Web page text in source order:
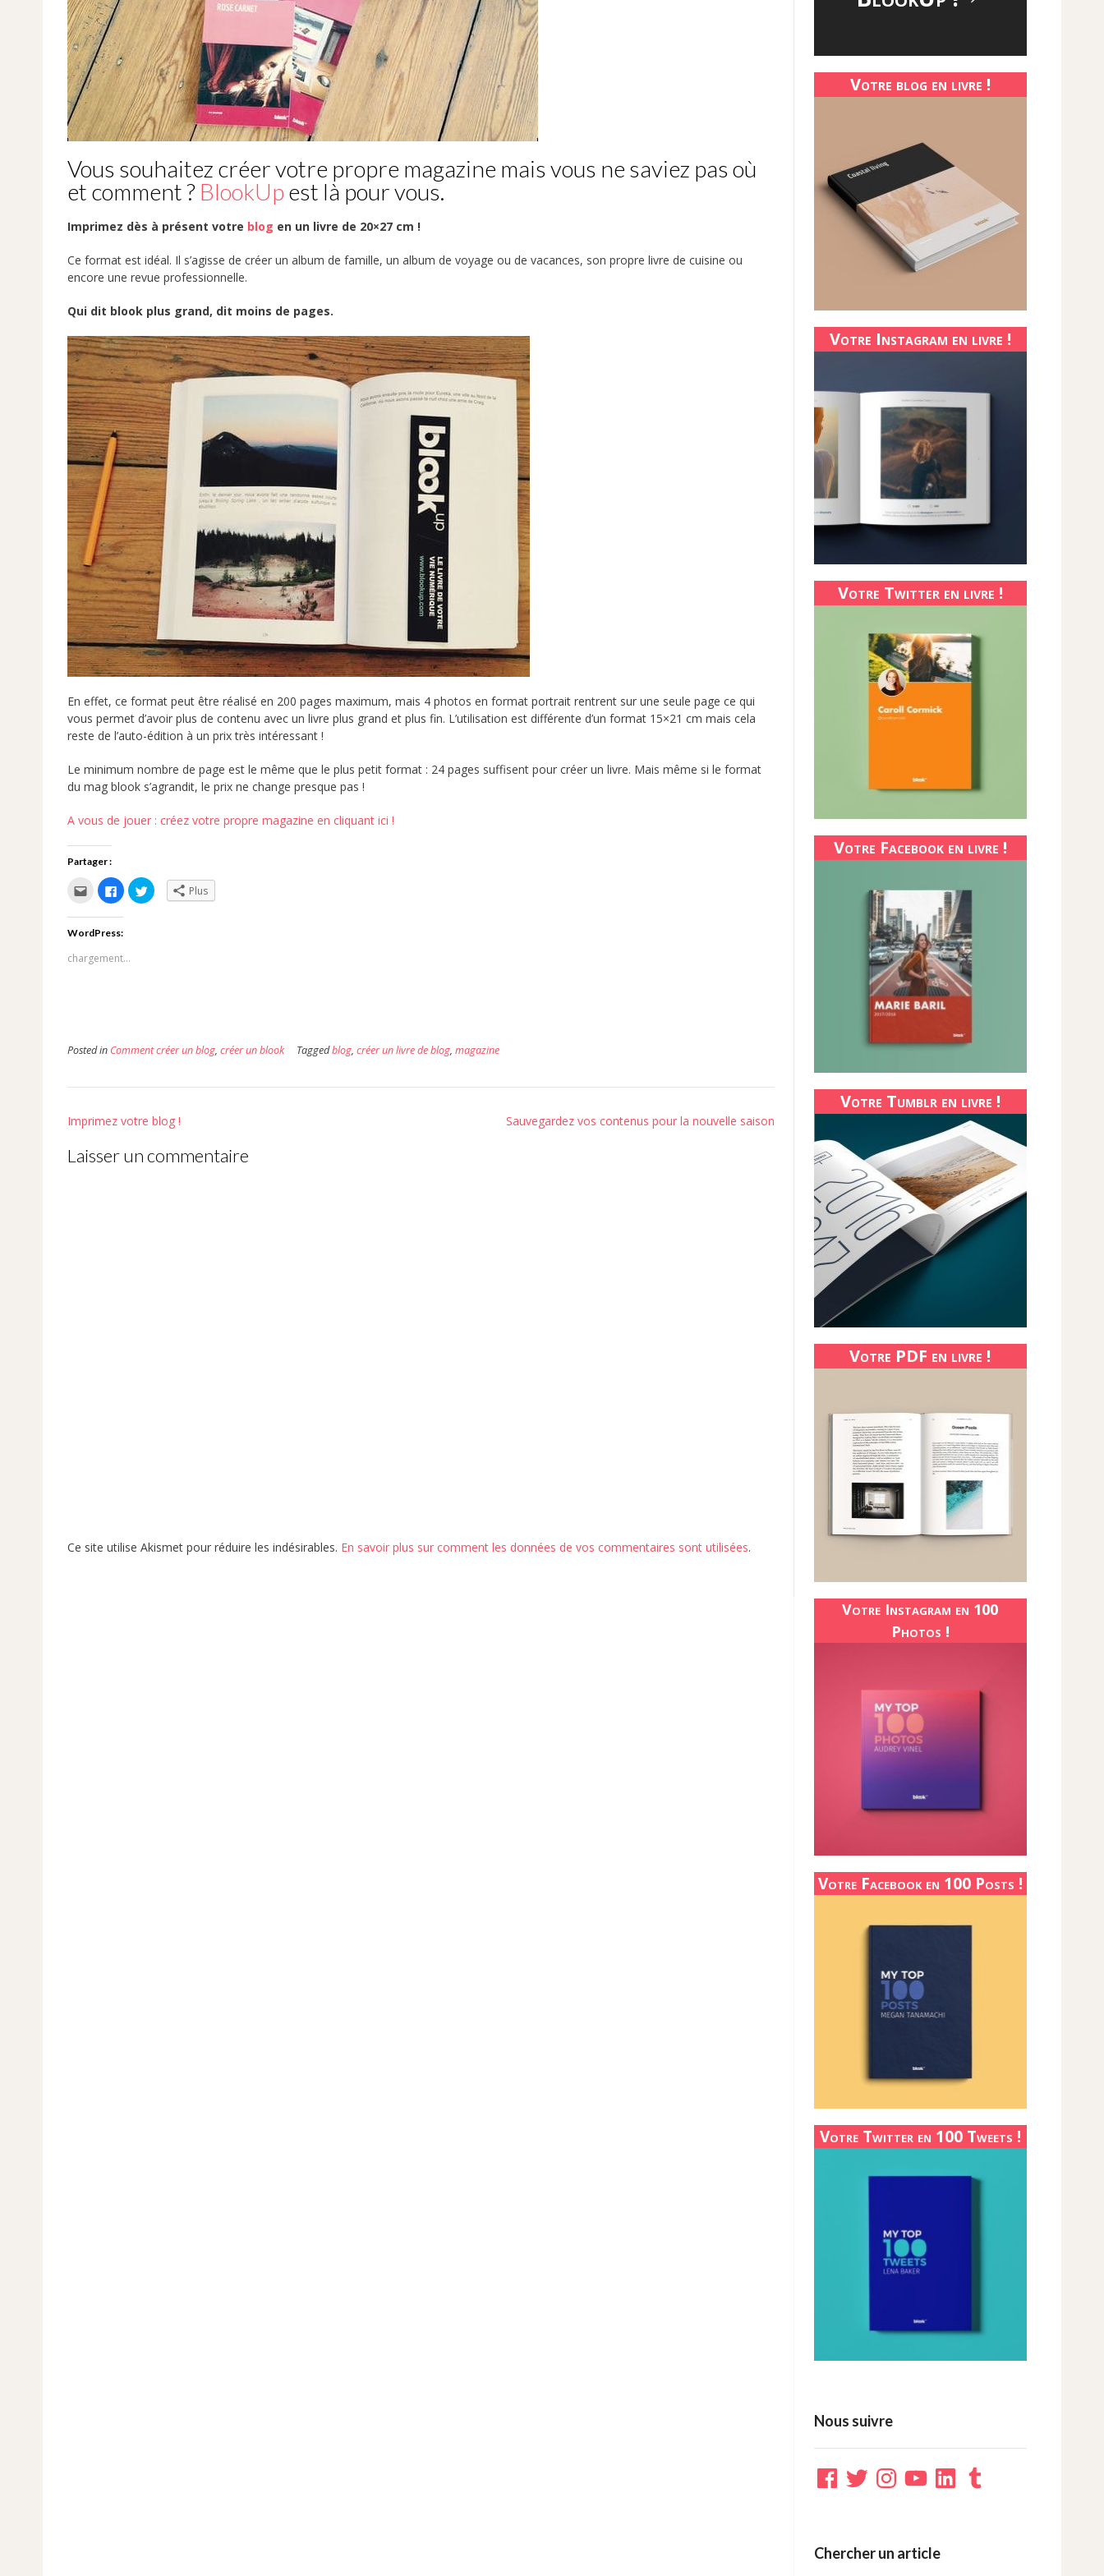
Vous souhaitez créer votre propre magazine mais vous ne saviez pas où
et comment ? BlookUp est là pour vous.
Imprimez dès à présent votre blog en un livre de 20×27 cm !
Ce format est idéal. Il s’agisse de créer un album de famille, un album de voyage ou de vacances, son propre livre de cuisine ou
encore une revue professionnelle.
Qui dit blook plus grand, dit moins de pages.
En effet, ce format peut être réalisé en 200 pages maximum, mais 4 photos en format portrait rentrent sur une seule page ce qui
vous permet d’avoir plus de contenu avec un livre plus grand et plus fin. L’utilisation est différente d’un format 15×21 cm mais cela
reste de l’auto-édition à un prix très intéressant !
Le minimum nombre de page est le même que le plus petit format : 24 pages suffisent pour créer un livre. Mais même si le format
du mag blook s’agrandit, le prix ne change presque pas !
A vous de jouer : créez votre propre magazine en cliquant ici !
Partager :
Cliquez
pour
envoyer
par
e-
mail
un
ami(ouvre
Cliquez
pour
partager
sur
dans
nouvelle
fenêtre)
Cliquez
pour Plus
WordPress:
chargement…
Posted in Comment créer un blog, créer un blook Taggedblog, créer un livre de blog, magazine
Post
Imprimez votre blog ! Sauvegardez vos contenus pour la nouvelle saison
Laisser un commentaire
Ce site utilise Akismet pour réduire les indésirables. En savoir plus sur comment les données de vos commentaires sont utilisées.
Votre blog en livre !
Votre Instagram en livre !
Votre Twitter en livre !
Votre Facebook en livre !
Votre Tumblr en livre !
Votre PDF en livre !
Votre Instagram en 100
Photos !
Votre Facebook en 100 Posts !
Votre Twitter en 100 Tweets !
Nous suivre
Facebook
TwitterInstagramYouTubeLinkedInTumblr
Chercher un article